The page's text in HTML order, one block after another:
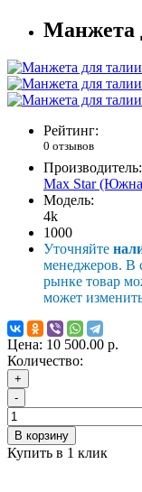
Манжета
Рейтинг:
0 отзывов
Производитель:
Max Star
Модель:
4k
1000
Уточняйте
менеджеров. В
рынке товар
может
Цена: 10 500.00 р.
Количество:
+
-
В корзину
Купить в 1 клик